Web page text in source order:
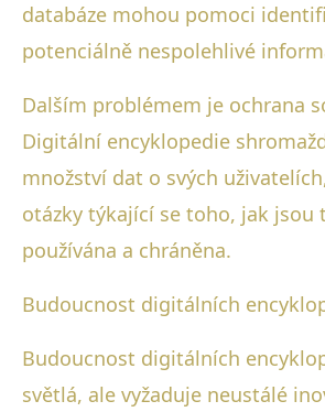
databáze mohou pomoci
potenciálně nespolehlivé
Dalším problémem je ochrana
Digitální encyklopedie
množství dat o svých
otázky týkající se toho, jak jsou
používána a chráněna.
Budoucnost digitálních
Budoucnost digitálních
světlá, ale vyžaduje neustálé